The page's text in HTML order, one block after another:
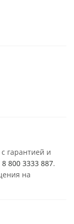
гарантией и
8 800 3333 887.
на